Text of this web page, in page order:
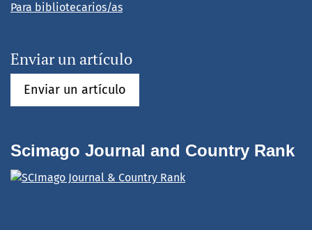
Para bibliotecarios/as
Enviar un artículo
Enviar un artículo
Scimago Journal and Country Rank